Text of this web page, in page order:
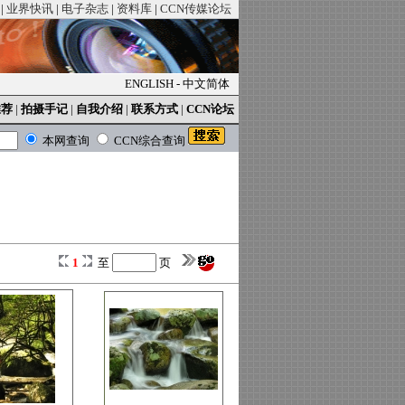
业界快讯 | 电子杂志 | 资料库 | CCN传媒论坛
ENGLISH - 中文简体
| 拍摄手记 | 自我介绍 | 联系方式 | CCN论坛
本网查询 CCN综合查询
1 至 页